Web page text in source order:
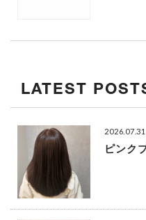
LATEST
2026.07.31
ピンク